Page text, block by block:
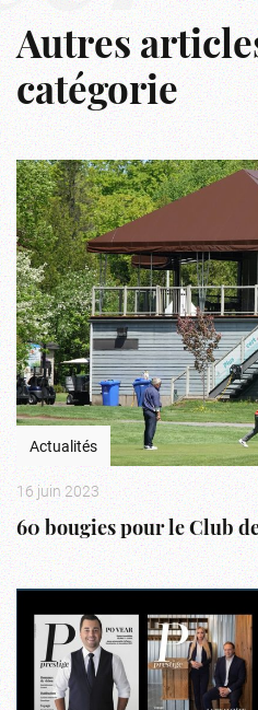
Autres
catégorie
Actualités
16 juin 2023
60 bougies pour le Club